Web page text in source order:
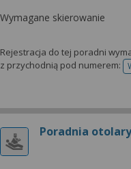
Wymagane skierowanie
Rejestracja do tej poradni
z przychodnią pod numerem:
Poradnia